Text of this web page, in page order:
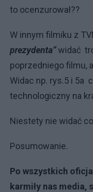
to ocenzurował??
W innym filmiku z
prezydenta”widać
poprzedniego filmu,
Widac np. rys.5 i 5a
technologiczny na
Niestety nie widać
Posumowanie.
Po wszystkich
karmiły nas media,